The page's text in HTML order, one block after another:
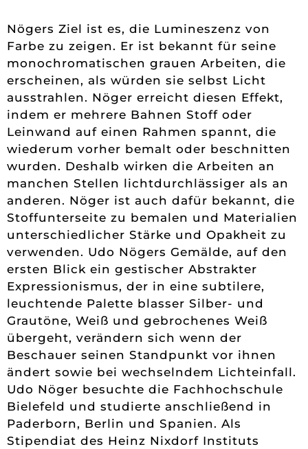
Nögers Ziel ist es, die Lumineszenz von
Farbe zu zeigen. Er ist bekannt für seine
monochromatischen grauen Arbeiten, die
erscheinen, als würden sie selbst Licht
ausstrahlen. Nöger erreicht diesen Effekt,
indem er mehrere Bahnen Stoff oder
Leinwand auf einen Rahmen spannt, die
wiederum vorher bemalt oder beschnitten
wurden. Deshalb wirken die Arbeiten an
manchen Stellen lichtdurchlässiger als an
anderen. Nöger ist auch dafür bekannt, die
Stoffunterseite zu bemalen und Materialien
unterschiedlicher Stärke und Opakheit zu
verwenden. Udo Nögers Gemälde, auf den
ersten Blick ein gestischer Abstrakter
Expressionismus, der in eine subtilere,
leuchtende Palette blasser Silber- und
Grautöne, Weiß und gebrochenes Weiß
übergeht, verändern sich wenn der
Beschauer seinen Standpunkt vor ihnen
ändert sowie bei wechselndem Lichteinfall.
Udo Nöger besuchte die Fachhochschule
Bielefeld und studierte anschließend in
Paderborn, Berlin und Spanien. Als
Stipendiat des Heinz Nixdorf Instituts